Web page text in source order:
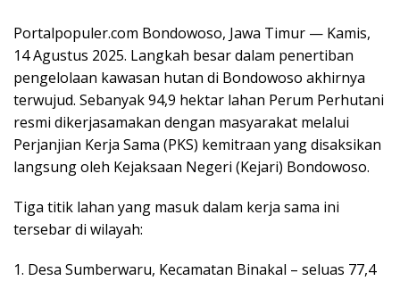
Portalpopuler.com Bondowoso, Jawa Timur — Kamis,
14 Agustus 2025. Langkah besar dalam penertiban
pengelolaan kawasan hutan di Bondowoso akhirnya
terwujud. Sebanyak 94,9 hektar lahan Perum Perhutani
resmi dikerjasamakan dengan masyarakat melalui
Perjanjian Kerja Sama (PKS) kemitraan yang disaksikan
langsung oleh Kejaksaan Negeri (Kejari) Bondowoso.
Tiga titik lahan yang masuk dalam kerja sama ini
tersebar di wilayah:
1. Desa Sumberwaru, Kecamatan Binakal – seluas 77,4